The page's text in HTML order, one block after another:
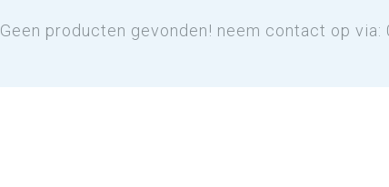
Geen producten gevonden! neem contact op